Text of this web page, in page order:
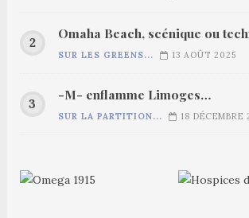
Omaha Beach, scénique ou
SUR LES GREENS... 13 AOÛT 2025
-M- enflamme Limoges…
SUR LA PARTITION... 18 DÉCEMBRE